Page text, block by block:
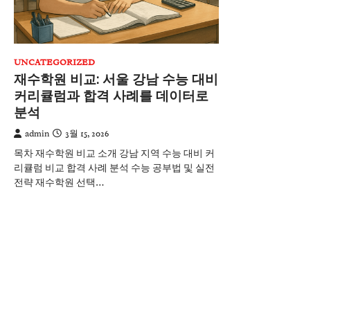
UNCATEGORIZED
재수학원 비교: 서울 강남 수능 대비
커리큘럼과 합격 사례를 데이터로
분석
admin 3월 15, 2026
목차 재수학원 비교 소개 강남 지역 수능 대비 커
리큘럼 비교 합격 사례 분석 수능 공부법 및 실전
전략 재수학원 선택…